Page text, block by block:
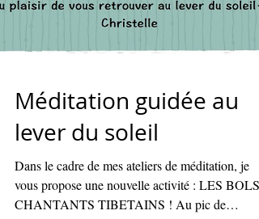
Méditation guidée au
lever du soleil
Dans le cadre de mes ateliers de méditation, je